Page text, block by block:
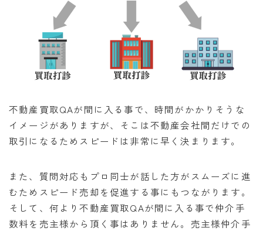
不動産買取QAが間に入る事で、時間がかかりそうな
イメージがありますが、そこは不動産会社間だけでの
取引になるためスピードは非常に早く決まります。
また、質問対応もプロ同士が話した方がスムーズに進
むためスピード売却を促進する事にもつながります。
そして、何より不動産買取QAが間に入る事で仲介手
数料を売主様から頂く事はありません。売主様仲介手